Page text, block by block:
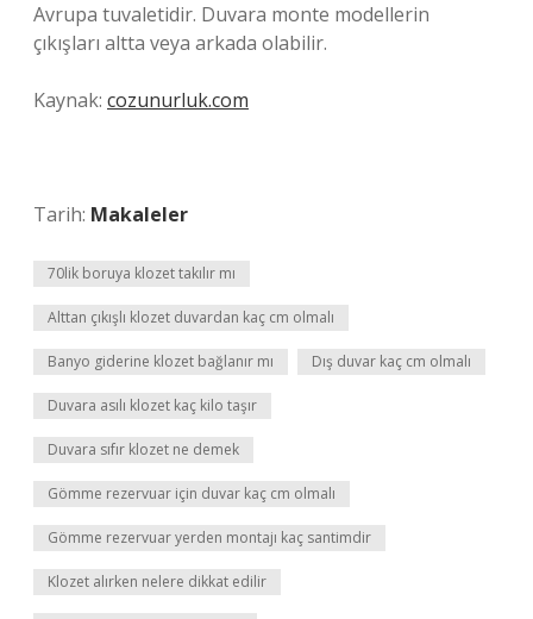
Avrupa tuvaletidir. Duvara monte modellerin
çıkışları altta veya arkada olabilir.
Kaynak: cozunurluk.com
Tarih: Makaleler
70lik boruya klozet takılır mı
Alttan çıkışlı klozet duvardan kaç cm olmalı
Banyo giderine klozet bağlanır mı Dış duvar kaç cm olmalı
Duvara asılı klozet kaç kilo taşır
Duvara sıfır klozet ne demek
Gömme rezervuar için duvar kaç cm olmalı
Gömme rezervuar yerden montajı kaç santimdir
Klozet alırken nelere dikkat edilir